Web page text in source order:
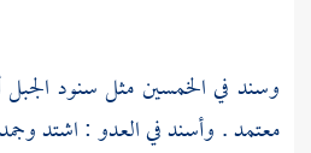
وسند في الخمسين مثل سنود
معتمد . وأسند في العدو : اشتد